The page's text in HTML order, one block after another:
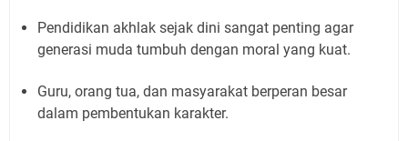
Pendidikan akhlak sejak dini sangat penting agar
generasi muda tumbuh dengan moral yang kuat.
Guru, orang tua, dan masyarakat berperan besar
dalam pembentukan karakter.